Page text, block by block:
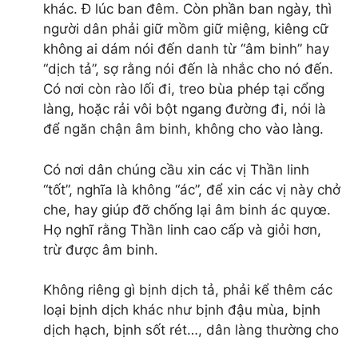
khác. Đ lúc ban đêm. Còn phần ban ngày, thì
người dân phải giữ mồm giữ miệng, kiêng cữ
không ai dám nói đến danh từ “âm binh” hay
“dịch tả”, sợ rằng nói đến là nhắc cho nó đến.
Có nơi còn rào lối đi, treo bùa phép tại cổng
làng, hoặc rải vôi bột ngang đường đi, nói là
để ngăn chận âm binh, không cho vào làng.
Có nơi dân chúng cầu xin các vị Thần linh
“tốt”, nghĩa là không “ác”, để xin các vị này chở
che, hay giúp đỡ chống lại âm binh ác quyœ.
Họ nghĩ rằng Thần linh cao cấp và giỏi hơn,
trừ được âm binh.
Không riêng gì bịnh dịch tả, phải kể thêm các
loại bịnh dịch khác như bịnh đậu mùa, bịnh
dịch hạch, bịnh sốt rét…, dân làng thường cho